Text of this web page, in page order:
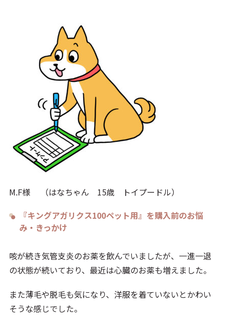
M.F様 （はなちゃん 15歳 トイプードル）
『キングアガリクス100ペット用』を購入前のお悩
み・きっかけ
咳が続き気管支炎のお薬を飲んでいましたが、一進一退
の状態が続いており、最近は心臓のお薬も増えました。
また薄毛や脱毛も気になり、洋服を着ていないとかわい
そうな感じでした。